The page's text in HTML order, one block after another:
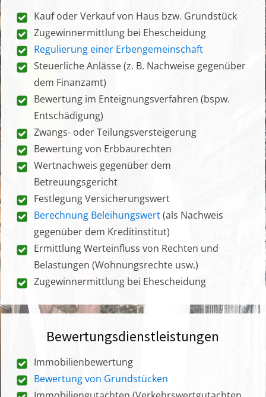
Kauf oder Verkauf von Haus bzw. Grundstück
Zugewinnermittlung bei Ehescheidung
Regulierung einer Erbengemeinschaft
Steuerliche Anlässe (z. B. Nachweise gegenüber
dem Finanzamt)
Bewertung im Enteignungsverfahren (bspw.
Entschädigung)
Zwangs- oder Teilungsversteigerung
Bewertung von Erbbaurechten
Wertnachweis gegenüber dem
Betreuungsgericht
Festlegung Versicherungswert
Berechnung Beleihungswert(als Nachweis
gegenüber dem Kreditinstitut)
Ermittlung Werteinfluss von Rechten und
Belastungen (Wohnungsrechte usw.)
Zugewinnermittlung bei Ehescheidung
Bewertungsdienstleistungen
Immobilienbewertung
Bewertung von Grundstücken